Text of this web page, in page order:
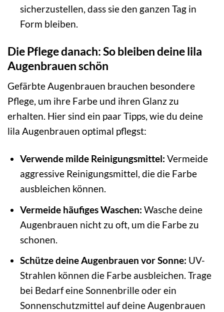
sicherzustellen, dass sie den ganzen Tag in
Form bleiben.
Die Pflege danach: So bleiben deine lila
Augenbrauen schön
Gefärbte Augenbrauen brauchen besondere
Pflege, um ihre Farbe und ihren Glanz zu
erhalten. Hier sind ein paar Tipps, wie du deine
lila Augenbrauen optimal pflegst:
Verwende milde Reinigungsmittel: Vermeide
aggressive Reinigungsmittel, die die Farbe
ausbleichen können.
Vermeide häufiges Waschen: Wasche deine
Augenbrauen nicht zu oft, um die Farbe zu
schonen.
Schütze deine Augenbrauen vor Sonne: UV-
Strahlen können die Farbe ausbleichen. Trage
bei Bedarf eine Sonnenbrille oder ein
Sonnenschutzmittel auf deine Augenbrauen